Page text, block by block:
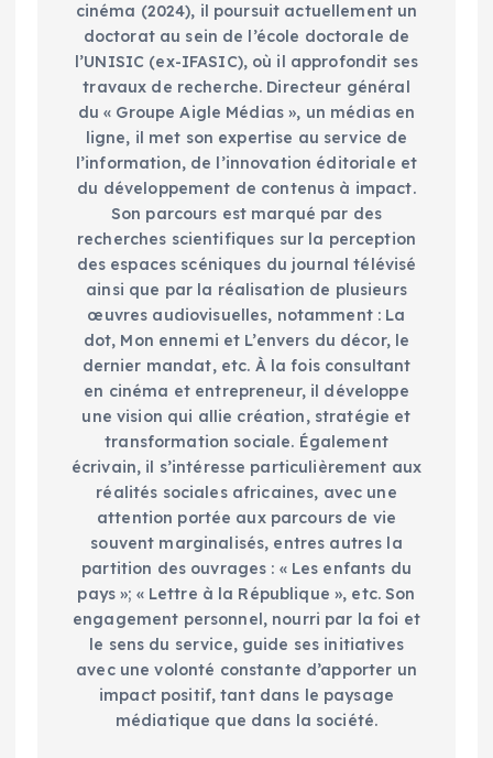
cinéma (2024), il poursuit actuellement un
doctorat au sein de l’école doctorale de
l’UNISIC (ex-IFASIC), où il approfondit ses
travaux de recherche. Directeur général
du « Groupe Aigle Médias », un médias en
ligne, il met son expertise au service de
l’information, de l’innovation éditoriale et
du développement de contenus à impact.
Son parcours est marqué par des
recherches scientifiques sur la perception
des espaces scéniques du journal télévisé
ainsi que par la réalisation de plusieurs
œuvres audiovisuelles, notamment : La
dot, Mon ennemi et L’envers du décor, le
dernier mandat, etc. À la fois consultant
en cinéma et entrepreneur, il développe
une vision qui allie création, stratégie et
transformation sociale. Également
écrivain, il s’intéresse particulièrement aux
réalités sociales africaines, avec une
attention portée aux parcours de vie
souvent marginalisés, entres autres la
partition des ouvrages : « Les enfants du
pays »; « Lettre à la République », etc. Son
engagement personnel, nourri par la foi et
le sens du service, guide ses initiatives
avec une volonté constante d’apporter un
impact positif, tant dans le paysage
médiatique que dans la société.